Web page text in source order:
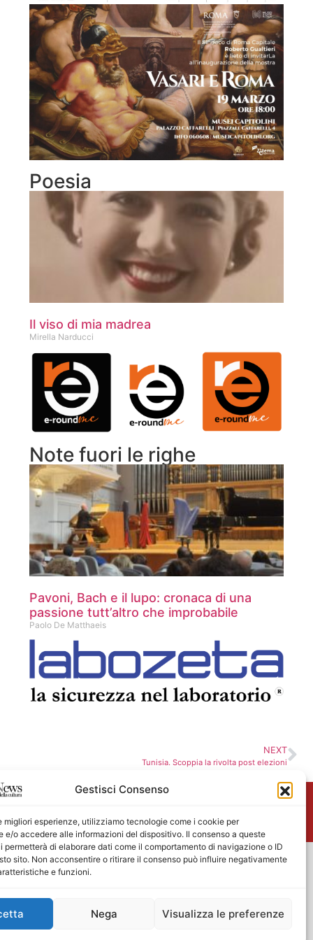
Gestisci Consenso
migliori esperienze, utilizziamo tecnologie come i cookie per
e/o accedere alle informazioni del dispositivo. Il consenso a queste
permetterà di elaborare dati come il comportamento di navigazione o ID
sito. Non acconsentire o ritirare il consenso può influire negativamente
e funzioni.
Nega Visualizza le preferenze
Poesia
Il viso di mia madrea
Mirella Narducci
Note fuori le righe
Pavoni, Bach e il lupo: cronaca di una
passione tutt’altro che improbabile
Paolo De Matthaeis
NEXT
Tunisia. Scoppia la rivolta post elezioni